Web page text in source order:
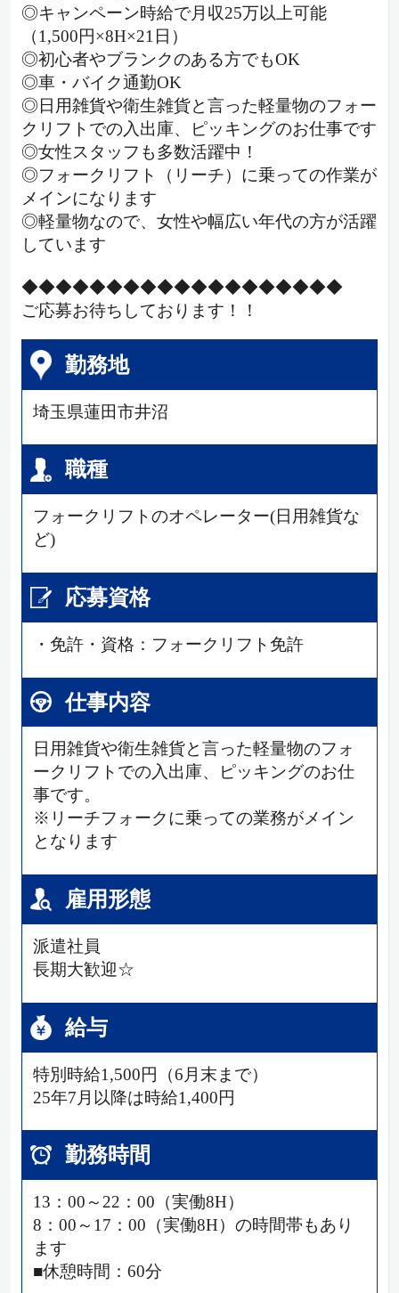
◎キャンペーン時給で月収25万以上可能
（1,500円×8H×21日）
◎初心者やブランクのある方でもOK
◎車・バイク通勤OK
◎日用雑貨や衛生雑貨と言った軽量物のフォー
クリフトでの入出庫、ピッキングのお仕事です
◎女性スタッフも多数活躍中！
◎フォークリフト（リーチ）に乗っての作業が
メインになります
◎軽量物なので、女性や幅広い年代の方が活躍
しています
◆◆◆◆◆◆◆◆◆◆◆◆◆◆◆◆◆◆◆
ご応募お待ちしております！！
勤務地
埼玉県蓮田市井沼
職種
フォークリフトのオペレーター(日用雑貨な
ど)
応募資格
・免許・資格：フォークリフト免許
仕事内容
日用雑貨や衛生雑貨と言った軽量物のフォ
ークリフトでの入出庫、ピッキングのお仕
事です。
※リーチフォークに乗っての業務がメイン
となります
雇用形態
派遣社員
長期大歓迎☆
給与
特別時給1,500円（6月末まで）
25年7月以降は時給1,400円
勤務時間
13：00～22：00（実働8H）
8：00～17：00（実働8H）の時間帯もあり
ます
■休憩時間：60分